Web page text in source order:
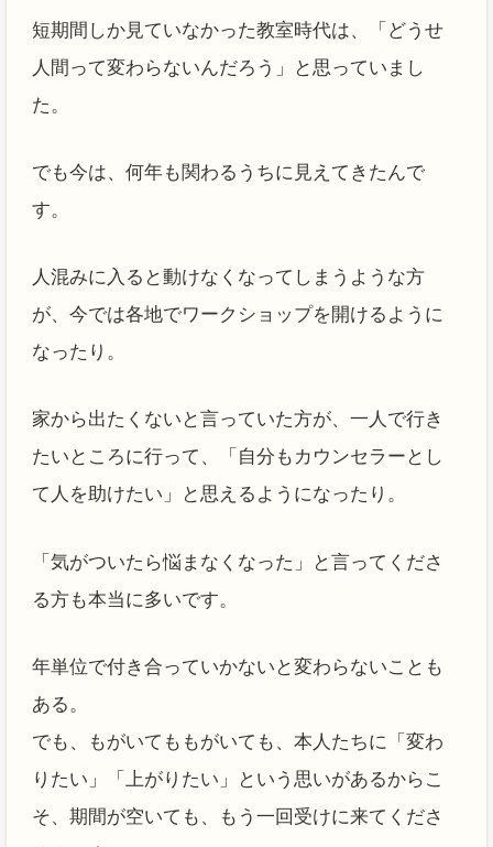
短期間しか見ていなかった教室時代は、「どうせ
人間って変わらないんだろう」と思っていまし
た。
でも今は、何年も関わるうちに見えてきたんで
す。
人混みに入ると動けなくなってしまうような方
が、今では各地でワークショップを開けるように
なったり。
家から出たくないと言っていた方が、一人で行き
たいところに行って、「自分もカウンセラーとし
て人を助けたい」と思えるようになったり。
「気がついたら悩まなくなった」と言ってくださ
る方も本当に多いです。
年単位で付き合っていかないと変わらないことも
ある。
でも、もがいてももがいても、本人たちに「変わ
りたい」「上がりたい」という思いがあるからこ
そ、期間が空いても、もう一回受けに来てくださ